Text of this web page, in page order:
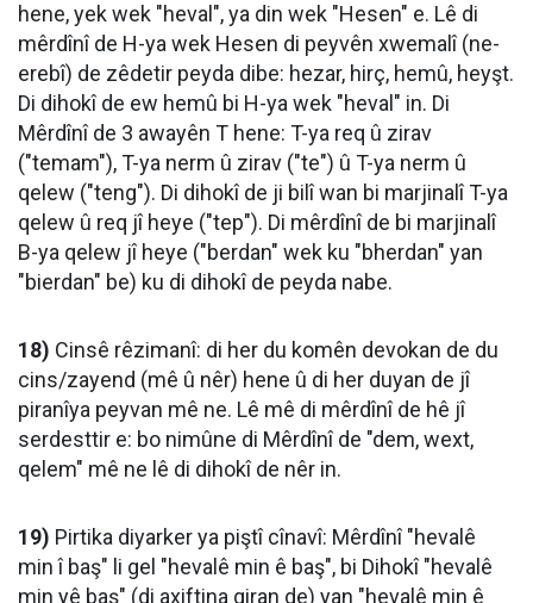
hene, yek wek "heval", ya din wek "Hesen" e. Lê di
mêrdînî de H-ya wek Hesen di peyvên xwemalî (ne-
erebî) de zêdetir peyda dibe: hezar, hirç, hemû, heyşt.
Di dihokî de ew hemû bi H-ya wek "heval" in. Di
Mêrdînî de 3 awayên T hene: T-ya req û zirav
("temam"), T-ya nerm û zirav ("te") û T-ya nerm û
qelew ("teng"). Di dihokî de ji bilî wan bi marjinalî T-ya
qelew û req jî heye ("tep"). Di mêrdînî de bi marjinalî
B-ya qelew jî heye ("berdan" wek ku "bherdan" yan
"bierdan" be) ku di dihokî de peyda nabe.
18) Cinsê rêzimanî: di her du komên devokan de du
cins/zayend (mê û nêr) hene û di her duyan de jî
piranîya peyvan mê ne. Lê mê di mêrdînî de hê jî
serdesttir e: bo nimûne di Mêrdînî de "dem, wext,
qelem" mê ne lê di dihokî de nêr in.
19) Pirtika diyarker ya piştî cînavî: Mêrdînî "hevalê
min î baş" li gel "hevalê min ê baş", bi Dihokî "hevalê
min yê baş" (di axiftina giran de) yan "hevalê min ê